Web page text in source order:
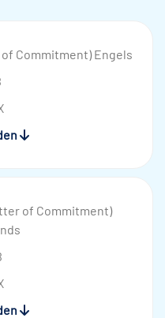
Commitment) Engels
of Commitment)